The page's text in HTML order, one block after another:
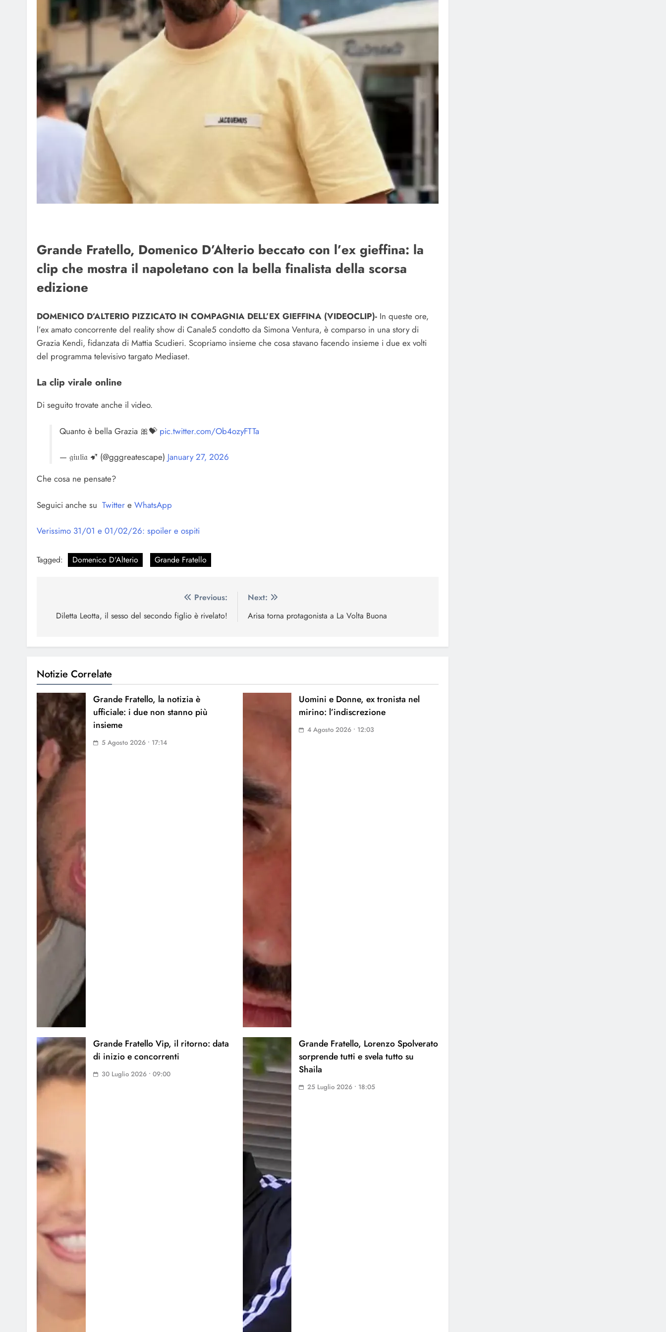
Grande Fratello, Domenico D’Alterio beccato con l’ex gieffina: la
clip che mostra il napoletano con la bella finalista della scorsa
edizione
DOMENICO D’ALTERIO PIZZICATO IN COMPAGNIA DELL’EX GIEFFINA (VIDEOCLIP)- In queste ore,
l’ex amato concorrente del reality show di Canale5 condotto da Simona Ventura, è comparso in una story di
Grazia Kendi, fidanzata di Mattia Scudieri. Scopriamo insieme che cosa stavano facendo insieme i due ex volti
del programma televisivo targato Mediaset.
La clip virale online
Di seguito trovate anche il video.
Quanto è bella Grazia 🎀💝 pic.twitter.com/Ob4ozyFTTa
— 𝔤𝔦𝔲𝔩𝔦𝔞 ➹ (@gggreatescape) January 27, 2026
Che cosa ne pensate?
Seguici anche su Twitter e WhatsApp
Verissimo 31/01 e 01/02/26: spoiler e ospiti
Tagged: Domenico D'Alterio Grande Fratello
articoli
Previous:
Diletta Leotta, il sesso del secondo figlio è rivelato!
Next:
Arisa torna protagonista a La Volta Buona
Notizie Correlate
Grande Fratello, la notizia è
ufficiale: i due non stanno più
insieme
5 Agosto 2026 • 17:14
Uomini e Donne, ex tronista nel
mirino: l’indiscrezione
4 Agosto 2026 • 12:03
Grande Fratello Vip, il ritorno: data
di inizio e concorrenti
30 Luglio 2026 • 09:00
Grande Fratello, Lorenzo Spolverato
sorprende tutti e svela tutto su
Shaila
25 Luglio 2026 • 18:05